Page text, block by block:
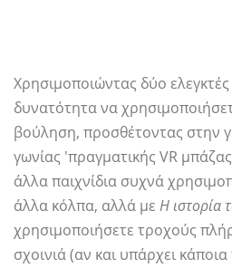
Χρησιμοποιώντας δύο
δυνατότητα να
βούληση, προσθέτοντας στην
γωνίας 'πραγματικής VR
άλλα παιχνίδια συχνά
άλλα κόλπα, αλλά με Η ιστορία
χρησιμοποιήσετε τροχούς
σχοινιά (αν και υπάρχει